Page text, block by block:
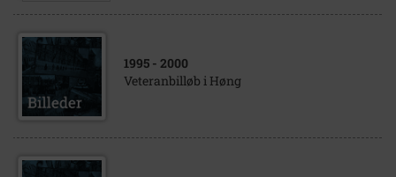
1995 - 2000
Veteranbilløb i Høng